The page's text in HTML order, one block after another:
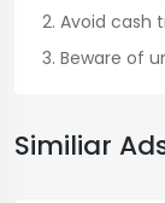
Avoid cash
Beware of
Similiar